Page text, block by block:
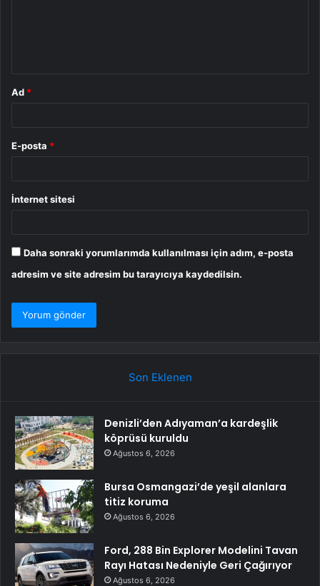
Ad *
E-posta *
İnternet sitesi
Daha sonraki yorumlarımda kullanılması için adım, e-posta
adresim ve site adresim bu tarayıcıya kaydedilsin.
Son Eklenen
Denizli’den Adıyaman’a kardeşlik
köprüsü kuruldu
Ağustos 6, 2026
Bursa Osmangazi’de yeşil alanlara
titiz koruma
Ağustos 6, 2026
Ford, 288 Bin Explorer Modelini Tavan
Rayı Hatası Nedeniyle Geri Çağırıyor
Ağustos 6, 2026